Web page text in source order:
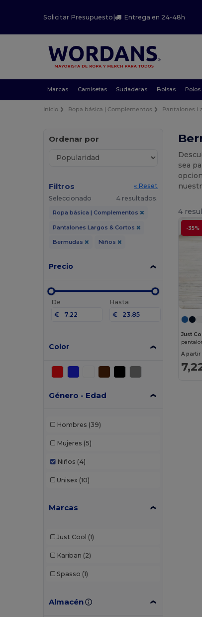
Solicitar Presupuesto | Entrega en 24-48h
Marcas Camisetas Sudaderas Bolsas Polos
Inicio Ropa básica | Complementos Pantalones
Ordenar por
Filtros
« Reset
Seleccionado
4 resultados.
Ropa básica | Complementos
Pantalones Largos & Cortos
Bermudas Niños
Precio
De
€
Hasta
€
Color
Género - Edad
Hombres (39)
Mujeres (5)
Niños (4)
Unisex (10)
Marcas
Just Cool (1)
Kariban (2)
Spasso (1)
Almacén
sea
4
-35%
Just
A partir